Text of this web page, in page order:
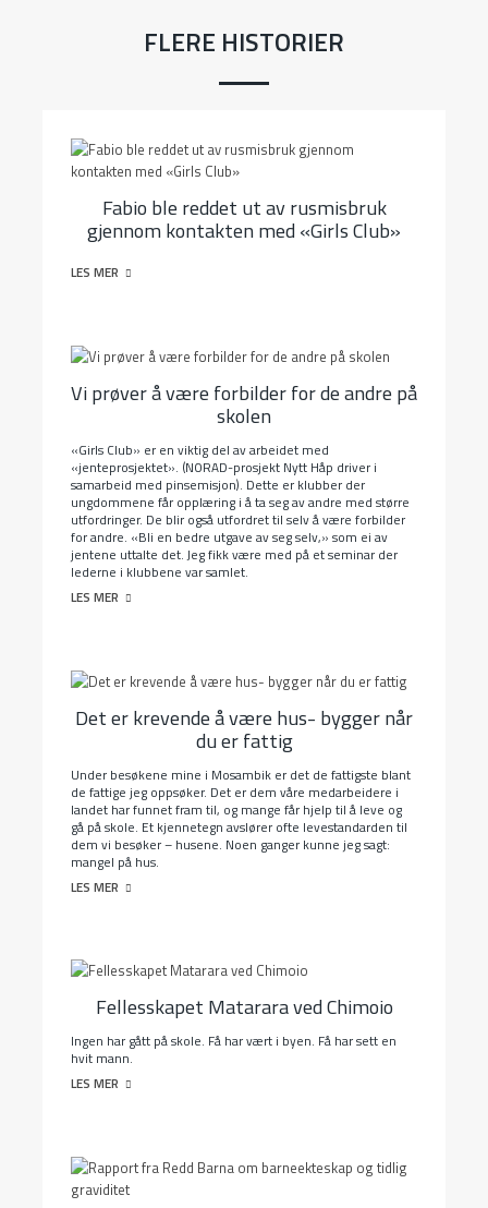
FLERE HISTORIER
Fabio ble reddet ut av rusmisbruk
gjennom kontakten med «Girls Club»
LES MER
Vi prøver å være forbilder for de andre på
skolen
«Girls Club» er en viktig del av arbeidet med
«jenteprosjektet». (NORAD-prosjekt Nytt Håp driver i
samarbeid med pinsemisjon). Dette er klubber der
ungdommene får opplæring i å ta seg av andre med større
utfordringer. De blir også utfordret til selv å være forbilder
for andre. «Bli en bedre utgave av seg selv,» som ei av
jentene uttalte det. Jeg fikk være med på et seminar der
lederne i klubbene var samlet.
LES MER
Det er krevende å være hus- bygger når
du er fattig
Under besøkene mine i Mosambik er det de fattigste blant
de fattige jeg oppsøker. Det er dem våre medarbeidere i
landet har funnet fram til, og mange får hjelp til å leve og
gå på skole. Et kjennetegn avslører ofte levestandarden til
dem vi besøker – husene. Noen ganger kunne jeg sagt:
mangel på hus.
LES MER
Fellesskapet Matarara ved Chimoio
Ingen har gått på skole. Få har vært i byen. Få har sett en
hvit mann.
LES MER